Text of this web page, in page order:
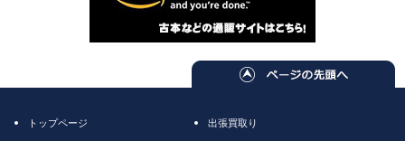
トップページ 出張買取り